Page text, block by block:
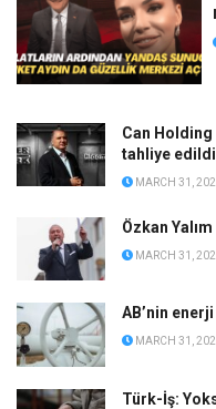
Can
tahliye edildi
MARCH 31,
Özkan
MARCH 31,
AB’nin
MARCH 31,
Türk-İş: